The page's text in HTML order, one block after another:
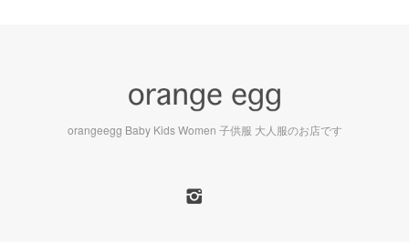
orangeegg Baby Kids Women 子供服 大人服のお店です